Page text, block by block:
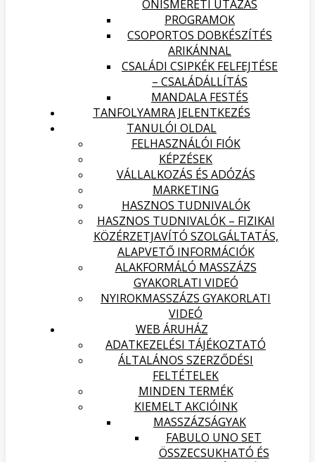
ÖNISMERETI UTAZÁS
PROGRAMOK
CSOPORTOS DOBKÉSZÍTÉS
ARIKÁNNAL
CSALÁDI CSIPKÉK FELFEJTÉSE
– CSALÁDÁLLÍTÁS
MANDALA FESTÉS
TANFOLYAMRA JELENTKEZÉS
TANULÓI OLDAL
FELHASZNÁLÓI FIÓK
KÉPZÉSEK
VÁLLALKOZÁS ÉS ADÓZÁS
MARKETING
HASZNOS TUDNIVALÓK
HASZNOS TUDNIVALÓK – FIZIKAI
KÖZÉRZETJAVÍTÓ SZOLGÁLTATÁS,
ALAPVETŐ INFORMÁCIÓK
ALAKFORMÁLÓ MASSZÁZS
GYAKORLATI VIDEÓ
NYIROKMASSZÁZS GYAKORLATI
VIDEÓ
WEB ÁRUHÁZ
ADATKEZELÉSI TÁJÉKOZTATÓ
ÁLTALÁNOS SZERZŐDÉSI
FELTÉTELEK
MINDEN TERMÉK
KIEMELT AKCIÓINK
MASSZÁZSÁGYAK
FABULO UNO SET
ÖSSZECSUKHATÓ ÉS